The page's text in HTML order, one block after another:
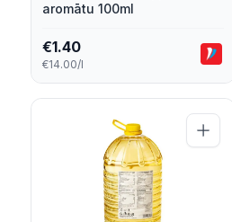
aromātu 100ml
€1.40
€14.00/l